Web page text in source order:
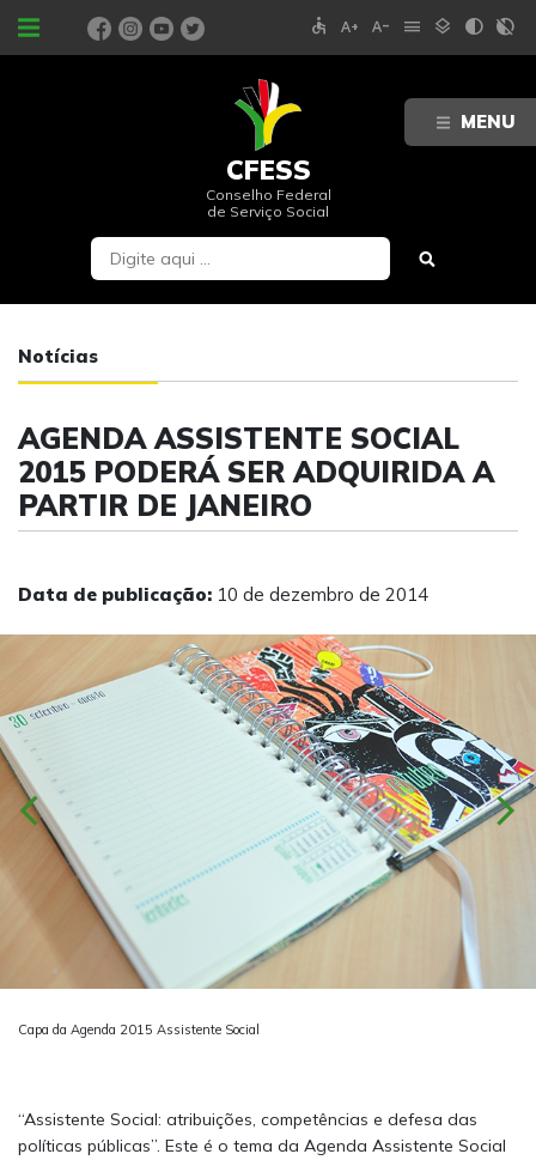
MENU
PORTAIS accessible text_increase text_decrease menu layers contrast contrast_rtl_off
CFESS
Conselho Federal
de Serviço Social
Notícias
AGENDA ASSISTENTE SOCIAL
2015 PODERÁ SER ADQUIRIDA A
PARTIR DE JANEIRO
Data de publicação: 10 de dezembro de 2014
chevron_left chevron_right
Capa da Agenda 2015 Assistente Social
“Assistente Social: atribuições, competências e defesa das
políticas públicas”. Este é o tema da Agenda Assistente Social